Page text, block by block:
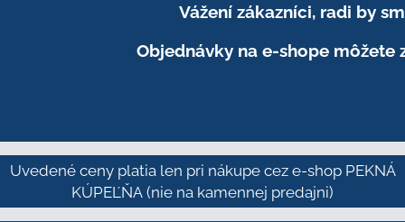
Vážení zákazníci, radi by
Objednávky na e-shope môžete
Uvedené ceny platia len pri nákupe cez e-shop PEKNÁ
KÚPEĽŇA (nie na kamennej predajni)